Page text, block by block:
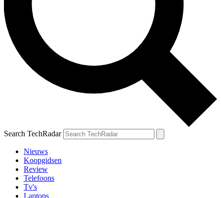
Search TechRadar
Nieuws
Koopgidsen
Review
Telefoons
Tv's
Laptops